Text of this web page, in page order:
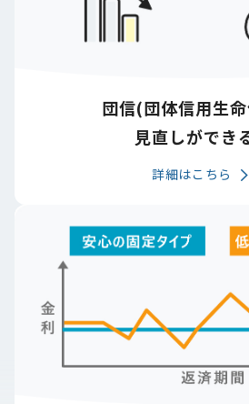
団信(団体信用生
見直しができ
詳細はこちら